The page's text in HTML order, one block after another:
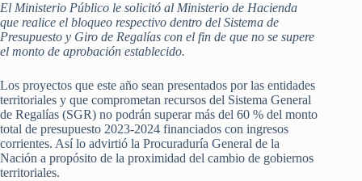
El Ministerio Público le solicitó al Ministerio de Hacienda
que realice el bloqueo respectivo dentro del Sistema de
Presupuesto y Giro de Regalías con el fin de que no se supere
el monto de aprobación establecido.
Los proyectos que este año sean presentados por las entidades
territoriales y que comprometan recursos del Sistema General
de Regalías (SGR) no podrán superar más del 60 % del monto
total de presupuesto 2023-2024 financiados con ingresos
corrientes. Así lo advirtió la Procuraduría General de la
Nación a propósito de la proximidad del cambio de gobiernos
territoriales.